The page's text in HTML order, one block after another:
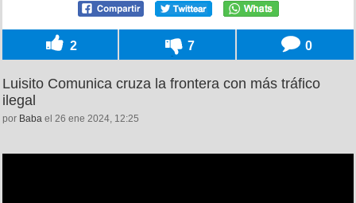
2 7 0
Luisito Comunica cruza la frontera con más tráfico
ilegal
por Baba el 26 ene 2024, 12:25